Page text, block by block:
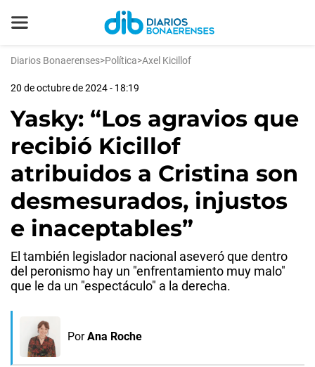
Diarios Bonaerenses>Política>Axel Kicillof
20 de octubre de 2024 - 18:19
Yasky: “Los agravios que
recibió Kicillof
atribuidos a Cristina son
desmesurados, injustos
e inaceptables”
El también legislador nacional aseveró que dentro
del peronismo hay un "enfrentamiento muy malo"
que le da un "espectáculo" a la derecha.
Por Ana Roche